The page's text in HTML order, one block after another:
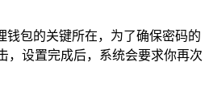
钱包的关键所在，为了确保密码的
，设置完成后，系统会要求你再次